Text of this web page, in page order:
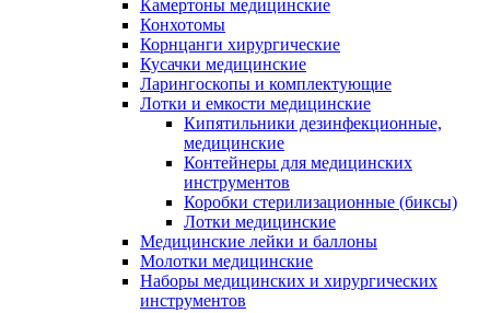
Камертоны медицинские
Конхотомы
Корнцанги хирургические
Кусачки медицинские
Ларингоскопы и комплектующие
Лотки и емкости медицинские
Кипятильники дезинфекционные,
медицинские
Контейнеры для медицинских
инструментов
Коробки стерилизационные (биксы)
Лотки медицинские
Медицинские лейки и баллоны
Молотки медицинские
Наборы медицинских и хирургических
инструментов